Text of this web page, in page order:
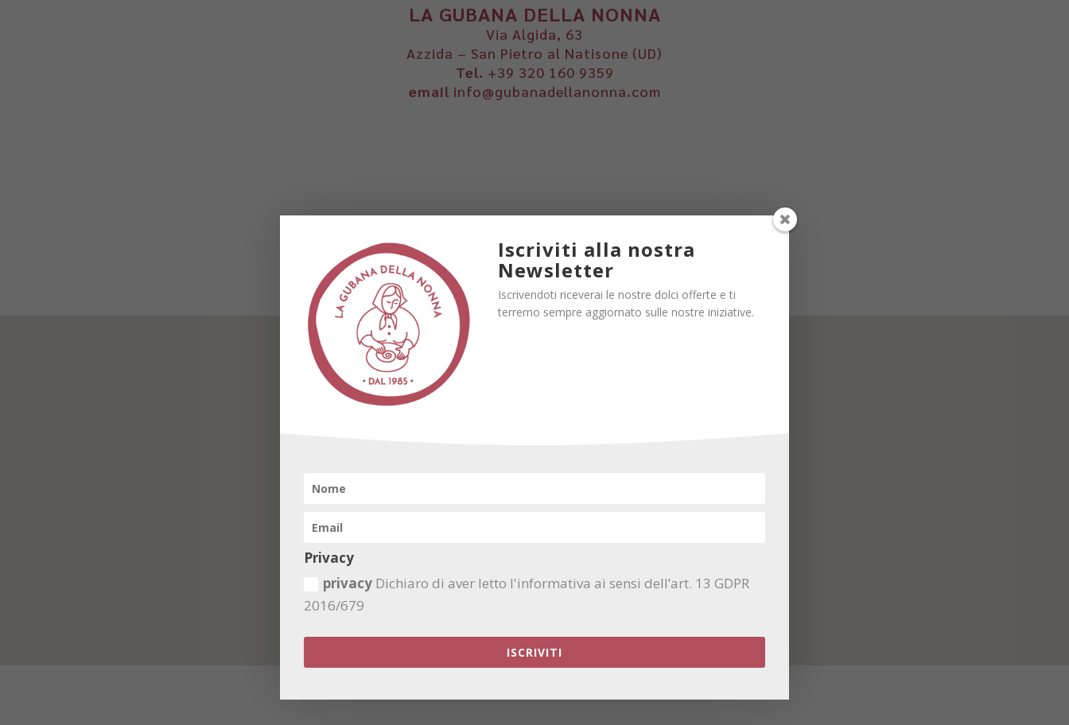
LA GUBANA DELLA NONNA
Via Algida, 63
Azzida – San Pietro al Natisone (UD)
Tel. +39 320 160 9359
email info@gubanadellanonna.com
DOVE SIAMO
Vieni a conoscerci ad Azzida
Iscriviti alla nostra
Newsletter
Iscrivendoti riceverai le nostre dolci offerte e ti
terremo sempre aggiornato sulle nostre iniziative.
Privacy
privacy Dichiaro di aver letto l'informativa ai sensi dell’art. 13 GDPR
2016/679
ISCRIVITI